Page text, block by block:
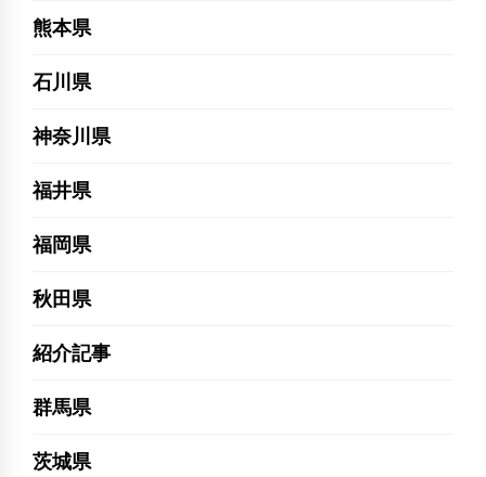
熊本県
石川県
神奈川県
福井県
福岡県
秋田県
紹介記事
群馬県
茨城県